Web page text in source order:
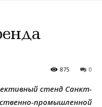
0
875
стенд Санкт-
промышленной